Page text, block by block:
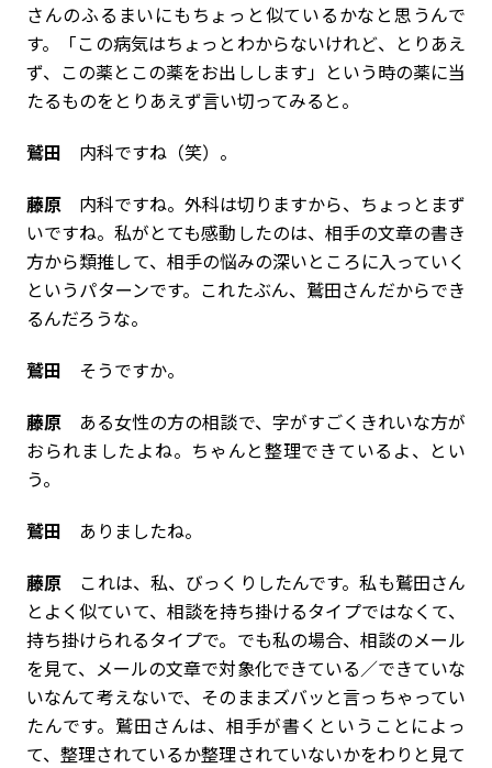
さんのふるまいにもちょっと似ているかなと思うんで
す。「この病気はちょっとわからないけれど、とりあえ
ず、この薬とこの薬をお出しします」という時の薬に当
たるものをとりあえず言い切ってみると。
鷲田 内科ですね（笑）。
藤原 内科ですね。外科は切りますから、ちょっとまず
いですね。私がとても感動したのは、相手の文章の書き
方から類推して、相手の悩みの深いところに入っていく
というパターンです。これたぶん、鷲田さんだからでき
るんだろうな。
鷲田 そうですか。
藤原 ある女性の方の相談で、字がすごくきれいな方が
おられましたよね。ちゃんと整理できているよ、とい
う。
鷲田 ありましたね。
藤原 これは、私、びっくりしたんです。私も鷲田さん
とよく似ていて、相談を持ち掛けるタイプではなくて、
持ち掛けられるタイプで。でも私の場合、相談のメール
を見て、メールの文章で対象化できている／できていな
いなんて考えないで、そのままズバッと言っちゃってい
たんです。鷲田さんは、相手が書くということによっ
て、整理されているか整理されていないかをわりと見て